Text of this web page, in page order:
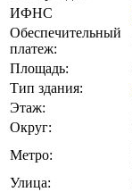
ИФНС
Обеспечительный
платеж:
Площадь:
Тип здания:
Этаж:
Округ:
Метро:
Улица: